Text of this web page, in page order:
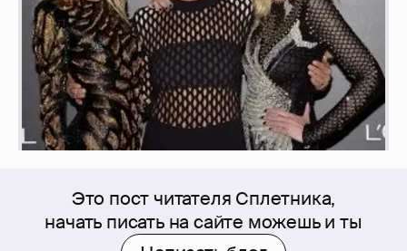
Это пост читателя Сплетника,
начать писать на сайте можешь и ты